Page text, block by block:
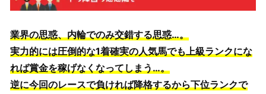
業界の思惑、内輪でのみ交錯する思惑…。
実力的には圧倒的な1着確実の人気馬でも上級ランクにな
れば賞金を稼げなくなってしまう…。
逆に今回のレースで負ければ降格するから下位ランクで